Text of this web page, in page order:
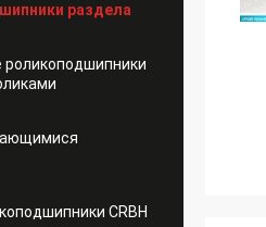
раздела
роликоподшипники
CRBH